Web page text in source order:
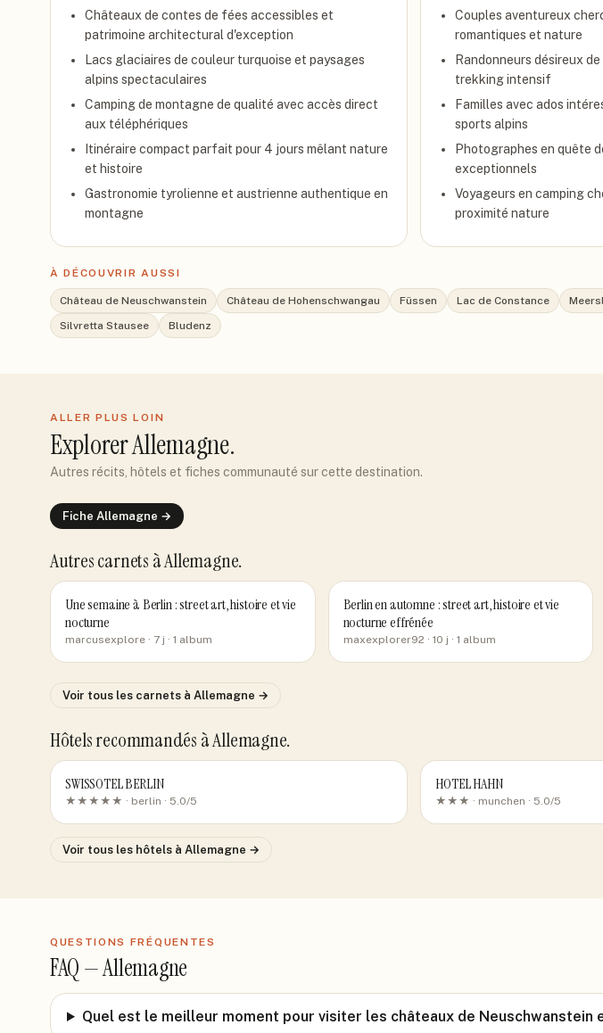
Châteaux de contes de fées accessibles et
patrimoine architectural d'exception
Lacs glaciaires de couleur turquoise et paysages
alpins spectaculaires
Camping de montagne de qualité avec accès direct
aux téléphériques
Itinéraire compact parfait pour 4 jours mêlant nature
et histoire
Gastronomie tyrolienne et austrienne authentique en
montagne
Couples aventureux
romantiques et nature
Randonneurs désireux
trekking intensif
Familles avec ados
sports alpins
Photographes en quête
exceptionnels
Voyageurs en camping
proximité nature
À DÉCOUVRIR AUSSI
Château de Neuschwanstein Château de Hohenschwangau Füssen Lac de Constance
Silvretta Stausee
Bludenz
ALLER PLUS LOIN
ExplorerAllemagne.
Autres récits, hôtels et fiches communauté sur cette destination.
Fiche Allemagne →
Autres carnets à Allemagne.
Une semaine à Berlin : street art, histoire et vie
nocturne
marcusexplore · 7 j · 1 album
Berlin en automne : street art, histoire et vie
nocturne effrénée
maxexplorer92 · 10 j · 1 album
Voir tous les carnets à Allemagne →
Hôtels recommandés à Allemagne.
SWISSOTEL BERLIN
★★★★★ · berlin · 5.0/5
HOTEL HAHN
★★★ · munchen · 5.0/5
Voir tous les hôtels à Allemagne →
QUESTIONS FRÉQUENTES
FAQ —Allemagne
Quel est le meilleur moment pour visiter les châteaux de Neuschwanstein